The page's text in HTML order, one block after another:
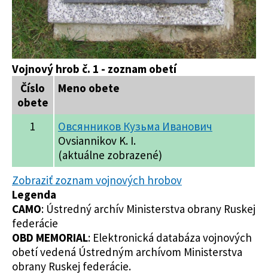
Vojnový hrob č. 1 - zoznam obetí
Číslo
obete
Meno obete
1
Овсянников Кузьма Иванович
Ovsiannikov K. I.
(aktuálne zobrazené)
Zobraziť zoznam vojnových hrobov
Legenda
CAMO: Ústredný archív Ministerstva obrany Ruskej
federácie
OBD MEMORIAL: Elektronická databáza vojnových
obetí vedená Ústredným archívom Ministerstva
obrany Ruskej federácie.